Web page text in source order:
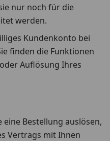
nur noch für die
werden.
Kundenkonto bei
finden die Funktionen
Auflösung Ihres
Bestellung auslösen,
Vertrags mit Ihnen